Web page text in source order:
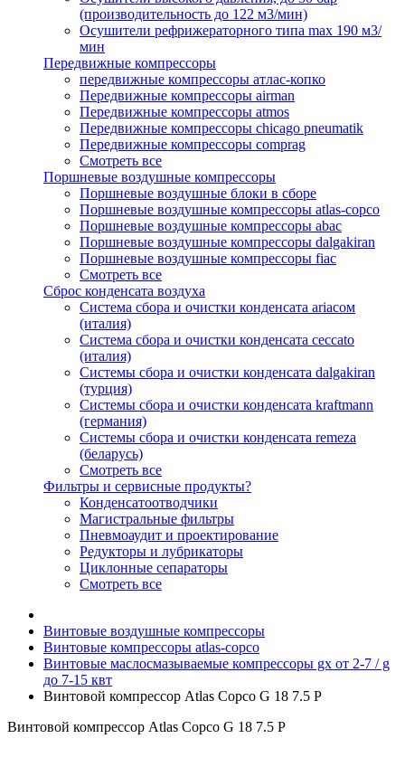
(производительность до 122 м3/мин)
Осушители рефрижераторного типа max 190 м3/
мин
Передвижные компрессоры
передвижные компрессоры атлас-копко
Передвижные компрессоры airman
Передвижные компрессоры atmos
Передвижные компрессоры chicago pneumatik
Передвижные компрессоры comprag
Смотреть все
Поршневые воздушные компрессоры
Поршневые воздушные блоки в сборе
Поршневые воздушные компрессоры atlas-copco
Поршневые воздушные компрессоры abac
Поршневые воздушные компрессоры dalgakiran
Поршневые воздушные компрессоры fiac
Смотреть все
Сброс конденсата воздуха
Система сбора и очистки конденсата ariacом
(италия)
Система сбора и очистки конденсата ceccato
(италия)
Системы сбора и очистки конденсата dalgakiran
(турция)
Системы сбора и очистки конденсата kraftmann
(германия)
Системы сбора и очистки конденсата remeza
(беларусь)
Смотреть все
Фильтры и сервисные продукты?
Конденсатоотводчики
Магистральные фильтры
Пневмоаудит и проектирование
Редукторы и лубрикаторы
Циклонные сепараторы
Смотреть все
Винтовые воздушные компрессоры
Винтовые компрессоры atlas-copco
Винтовые маслосмазываемые компрессоры gx от 2-7 / g
до 7-15 квт
Винтовой компрессор Atlas Copco G 18 7.5 P
Винтовой компрессор Atlas Copco G 18 7.5 P